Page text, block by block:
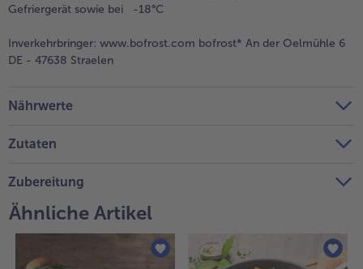
Gefriergerät sowie bei -18°C
Inverkehrbringer: www.bofrost.com bofrost* An der Oelmühle 6
DE - 47638 Straelen
Nährwerte
Zutaten
Zubereitung
Ähnliche Artikel